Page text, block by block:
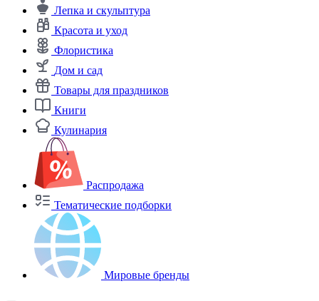
Лепка и скульптура
Красота и уход
Флористика
Дом и сад
Товары для праздников
Книги
Кулинария
Распродажа
Тематические подборки
Мировые бренды